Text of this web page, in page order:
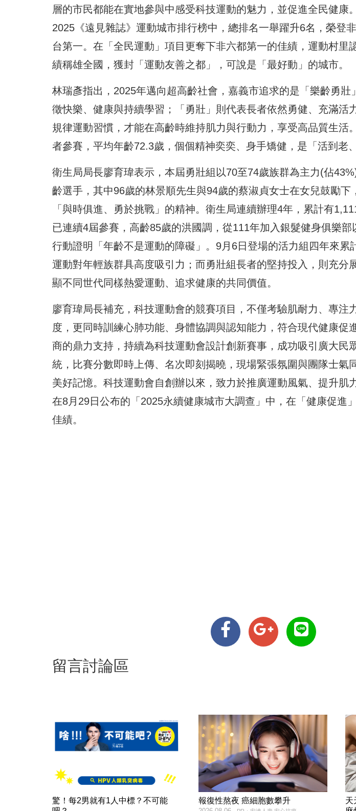
層的市民都能在實地參與中感受科技運動的魅力，並促進全民健康
2025《遠見雜誌》運動城市排行榜中，總排名一舉躍升6名，榮登
台第一。在「全民運動」項目更奪下非六都第一的佳績，運動村里
績稱雄全國，獲封「運動友善之都」，可說是「最好動」的城市。
林瑞彥指出，2025年邁向超高齡社會，嘉義市追求的是「樂齡勇壯
徵快樂、健康與持續學習；「勇壯」則代表長者依然勇健、充滿活
規律運動習慣，才能在高齡時維持肌力與行動力，享受高品質生活
者參賽，平均年齡72.3歲，個個精神奕奕、身手矯健，是「活到老
衛生局局長廖育瑋表示，本屆勇壯組以70至74歲族群為主力(佔
齡選手，其中96歲的林景順先生與94歲的蔡淑貞女士在女兒鼓勵下
「與時俱進、勇於挑戰」的精神。衛生局連續辦理4年，累計有
已連續4屆參賽，高齡85歲的洪國調，從111年加入銀髮健身俱樂部
行動證明「年齡不是運動的障礙」。9月6日登場的活力組四年來累
運動對年輕族群具高度吸引力；而勇壯組長者的堅持投入，則充分
顯不同世代同樣熱愛運動、追求健康的共同價值。
廖育瑋局長補充，科技運動會的競賽項目，不僅考驗肌耐力、專注
度，更同時訓練心肺功能、身體協調與認知能力，符合現代健康促
商的鼎力支持，持續為科技運動會設計創新賽事，成功吸引廣大民
統，比賽分數即時上傳、名次即刻揭曉，現場緊張氛圍與團隊士氣
美好記憶。科技運動會自創辦以來，致力於推廣運動風氣、提升肌
在8月29日公布的「2025永續健康城市大調查」中，在「健康促進
佳績。
留言討論區
驚！每2男就有1人中標？不可能
報復性熬夜 癌細胞數攀升
天